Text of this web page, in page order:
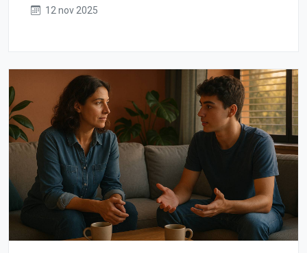
12 nov 2025